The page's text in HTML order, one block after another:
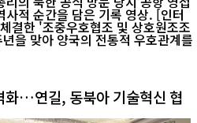
순간을 담은 기록 영상. [인터
결한 '조중우호협조 및 상호원조조
을 맞아 양국의 전통적 우호관계를
화…연길, 동북아 기술혁신 협